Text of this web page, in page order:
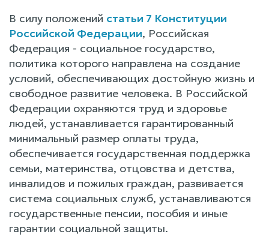
В силу положений статьи 7 Конституции
Российской Федерации, Российская
Федерация - социальное государство,
политика которого направлена на создание
условий, обеспечивающих достойную жизнь и
свободное развитие человека. В Российской
Федерации охраняются труд и здоровье
людей, устанавливается гарантированный
минимальный размер оплаты труда,
обеспечивается государственная поддержка
семьи, материнства, отцовства и детства,
инвалидов и пожилых граждан, развивается
система социальных служб, устанавливаются
государственные пенсии, пособия и иные
гарантии социальной защиты.